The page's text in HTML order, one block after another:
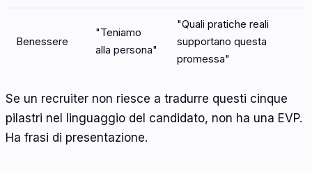
Benessere
"Teniamo
alla persona"
"Quali pratiche reali
supportano questa
promessa"
Se un recruiter non riesce a tradurre questi cinque
pilastri nel linguaggio del candidato, non ha una EVP.
Ha frasi di presentazione.